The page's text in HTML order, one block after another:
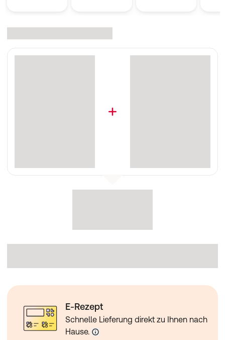
E-Rezept
Schnelle Lieferung direkt zu Ihnen nach
Hause.